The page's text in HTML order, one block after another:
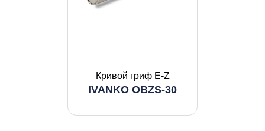
Кривой гриф E-Z
IVANKO OBZS-30